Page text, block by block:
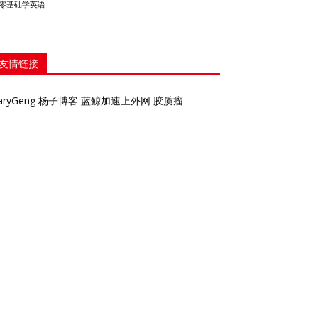
基础学英语
情链接
杨子博客 蓝鲸加速上外网 胶质瘤